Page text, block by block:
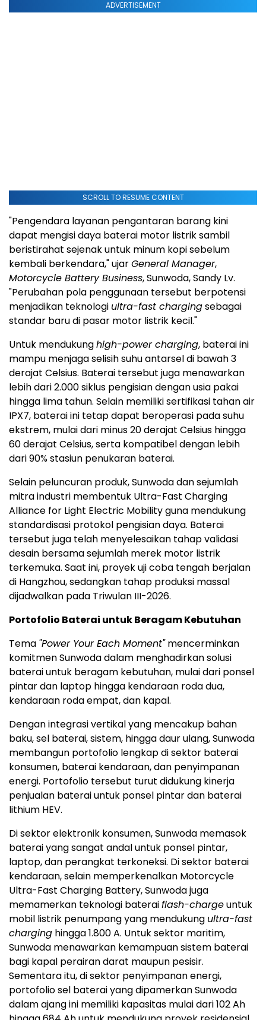
ADVERTISEMENT
SCROLL TO RESUME CONTENT
"Pengendara layanan pengantaran barang kini
dapat mengisi daya baterai motor listrik sambil
beristirahat sejenak untuk minum kopi sebelum
kembali berkendara," ujarGeneral Manager,
Motorcycle Battery Business, Sunwoda, Sandy Lv.
"Perubahan pola penggunaan tersebut berpotensi
menjadikan teknologi ultra-fast chargingsebagai
standar baru di pasar motor listrik kecil."
Untuk mendukunghigh-power charging, baterai ini
mampu menjaga selisih suhu antarsel di bawah 3
derajat Celsius. Baterai tersebut juga menawarkan
lebih dari 2.000 siklus pengisian dengan usia pakai
hingga lima tahun. Selain memiliki sertifikasi tahan air
IPX7, baterai ini tetap dapat beroperasi pada suhu
ekstrem, mulai dari minus 20 derajat Celsius hingga
60 derajat Celsius, serta kompatibel dengan lebih
dari 90% stasiun penukaran baterai.
Selain peluncuran produk, Sunwoda dan sejumlah
mitra industri membentuk Ultra-Fast Charging
Alliance for Light Electric Mobility guna mendukung
standardisasi protokol pengisian daya. Baterai
tersebut juga telah menyelesaikan tahap validasi
desain bersama sejumlah merek motor listrik
terkemuka. Saat ini, proyek uji coba tengah berjalan
di Hangzhou, sedangkan tahap produksi massal
dijadwalkan pada Triwulan III-2026.
Portofolio Baterai untuk Beragam Kebutuhan
Tema "Power Your Each Moment"mencerminkan
komitmen Sunwoda dalam menghadirkan solusi
baterai untuk beragam kebutuhan, mulai dari ponsel
pintar dan laptop hingga kendaraan roda dua,
kendaraan roda empat, dan kapal.
Dengan integrasi vertikal yang mencakup bahan
baku, sel baterai, sistem, hingga daur ulang, Sunwoda
membangun portofolio lengkap di sektor baterai
konsumen, baterai kendaraan, dan penyimpanan
energi. Portofolio tersebut turut didukung kinerja
penjualan baterai untuk ponsel pintar dan baterai
lithium HEV.
Di sektor elektronik konsumen, Sunwoda memasok
baterai yang sangat andal untuk ponsel pintar,
laptop, dan perangkat terkoneksi. Di sektor baterai
kendaraan, selain memperkenalkan Motorcycle
Ultra-Fast Charging Battery, Sunwoda juga
memamerkan teknologi bateraiflash-chargeuntuk
mobil listrik penumpang yang mendukung ultra-fast
charging hingga 1.800 A. Untuk sektor maritim,
Sunwoda menawarkan kemampuan sistem baterai
bagi kapal perairan darat maupun pesisir.
Sementara itu, di sektor penyimpanan energi,
portofolio sel baterai yang dipamerkan Sunwoda
dalam ajang ini memiliki kapasitas mulai dari 102 Ah